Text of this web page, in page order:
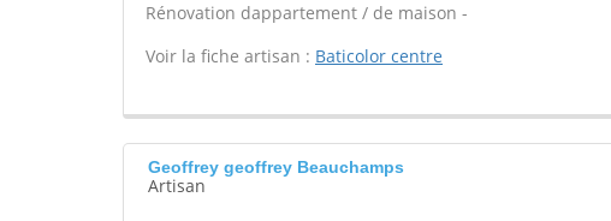
Rénovation dappartement / de maison -
Voir la fiche artisan : Baticolor centre
Geoffrey geoffrey Beauchamps
Artisan